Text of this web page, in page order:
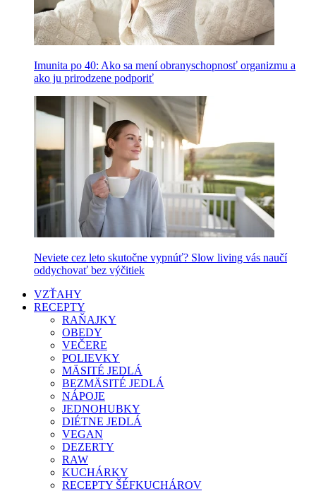
Imunita po 40: Ako sa mení obranyschopnosť organizmu a
ako ju prirodzene podporiť
Neviete cez leto skutočne vypnúť? Slow living vás naučí
oddychovať bez výčitiek
VZŤAHY
RECEPTY
RAŇAJKY
OBEDY
VEČERE
POLIEVKY
MÄSITÉ JEDLÁ
BEZMÄSITÉ JEDLÁ
NÁPOJE
JEDNOHUBKY
DIÉTNE JEDLÁ
VEGAN
DEZERTY
RAW
KUCHÁRKY
RECEPTY ŠÉFKUCHÁROV